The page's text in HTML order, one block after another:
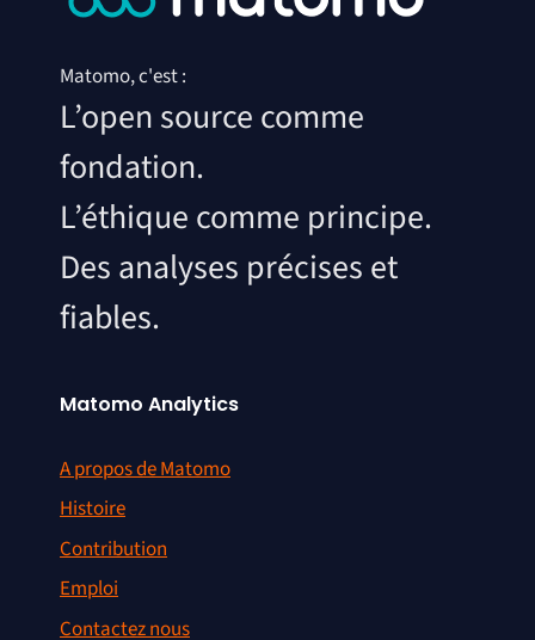
Matomo, c'est :
L’open source comme
fondation.
L’éthique comme principe.
Des analyses précises et
fiables.
Matomo Analytics
A propos de Matomo
Histoire
Contribution
Emploi
Contactez nous